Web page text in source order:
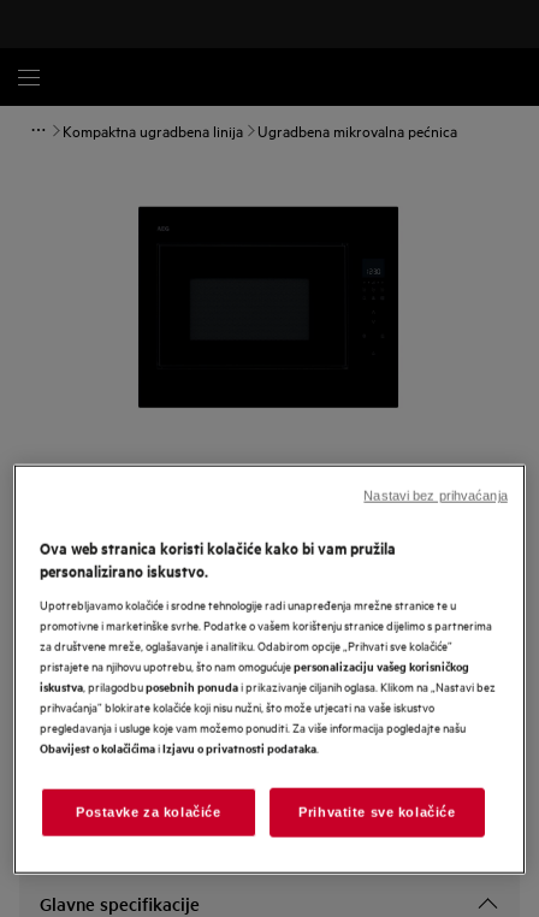
Kompaktna ugradbena linija Ugradbena mikrovalna pećnica
Povećaj
NMB6G261UB
AEG 6000 ugradbena mikrovalna
pećnica s grill funkcijom
Sigurnosne upute i sigurnosna upozorenja prema EU regulativi
2023/988 navedeni su u poglavljima 1 i 2 korisničkog priručnika.
Za sigurno korištenje proizvoda pročitajte cijeli korisnički
Glavne specifikacije
Ova web stranica koristi kolačiće kako bi vam pružila
personalizirano iskustvo.
Upotrebljavamo kolačiće i srodne tehnologije radi unapređenja mrežne stranice te u
promotivne i marketinške svrhe. Podatke o vašem korištenju stranice dijelimo s partnerima
za društvene mreže, oglašavanje i analitiku. Odabirom opcije „Prihvati sve kolačiće”
pristajete na njihovu upotrebu, što nam omogućujepersonalizaciju vašeg korisničkog
iskustva, prilagodbuposebnih ponudai prikazivanje ciljanih oglasa. Klikom na „Nastavi bez
prihvaćanja” blokirate kolačiće koji nisu nužni, što može utjecati na vaše iskustvo
pregledavanja i usluge koje vam možemo ponuditi. Za više informacija pogledajte našu
Obavijest o kolačićimaiIzjavu o privatnosti podataka.
Postavke za kolačiće Prihvatite sve kolačiće
Nastavi bez prihvaćanja